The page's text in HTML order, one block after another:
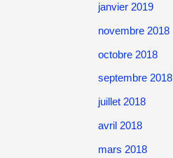
janvier 2019
novembre 2018
octobre 2018
septembre 2018
juillet 2018
avril 2018
mars 2018